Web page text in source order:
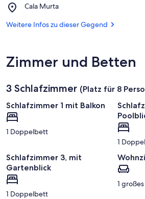
von
Cristo
Cala Murta
Place,
Murta
Weitere Infos zu dieser Gegend
Zimmer und Betten
3 Schlafzimmer (Platz für 8
Schlafzimmer 1 mit Balkon
1 Doppelbett
1
Schlafzimmer 3, mit
Gartenblick
1 Doppelbett
1